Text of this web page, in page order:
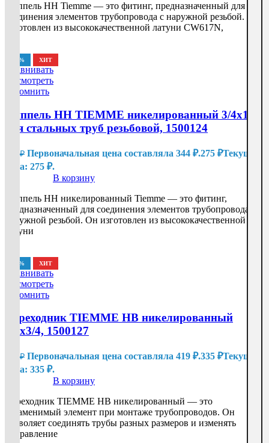
Ниппель HH Tiemme — это фитинг, предназначенный для
соединения элементов трубопровода с наружной резьбой. Он
изготовлен из высококачественной латуни CW617N,
-20% ХИТ
Сравнивать
Посмотреть
Запомнить
Ниппель HH TIEMME никелированный 3/4х1/2
для стальных труб резьбовой, 1500124
₽ Первоначальная цена составляла 344 ₽.275 ₽Текущая
цена: 275 ₽.
В корзину
Ниппель HH никелированный Tiemme — это фитинг,
предназначенный для соединения элементов трубопровода с
наружной резьбой. Он изготовлен из высококачественной
латуни
-20% ХИТ
Сравнивать
Посмотреть
Запомнить
Переходник TIEMME НВ никелированный
1/2х3/4, 1500127
₽ Первоначальная цена составляла 419 ₽.335 ₽Текущая
цена: 335 ₽.
В корзину
Переходник TIEMME НВ никелированный — это
незаменимый элемент при монтаже трубопроводов. Он
позволяет соединять трубы разных размеров и изменять
направление